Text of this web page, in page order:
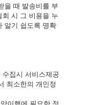
을 때 발송비를 부
회 시 그 비용을 누
알기 쉽도록 명확
수집시 서비스제공
최소한의 개인정
이행에 필요한 정